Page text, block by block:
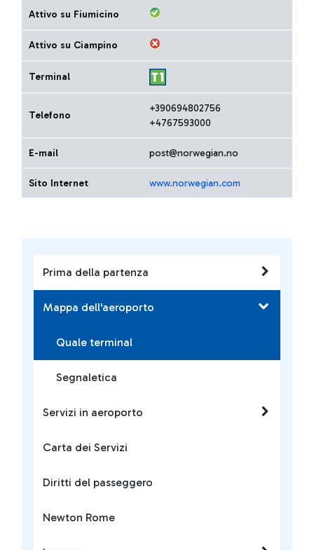
Prima della partenza
Mappa dell'aeroporto
Quale terminal
Segnaletica
Servizi in aeroporto
Carta dei Servizi
Diritti del passeggero
Newton Rome
Attivo su Fiumicino
Attivo su Ciampino
Terminal
Telefono
+390694802756
+4767593000
E-mail post@norwegian.no
Sito Internet www.norwegian.com